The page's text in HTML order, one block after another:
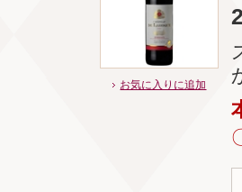
お気に入りに追加